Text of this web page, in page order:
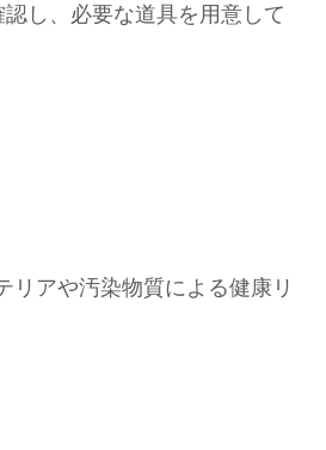
し、必要な道具を用意して
リアや汚染物質による健康リ